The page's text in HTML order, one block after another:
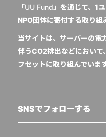
「UU Fund 」を通じて、1
NPO団体に寄付する取り組
当サイトは、サーバーの電
伴うCO2排出などにおいて
フセットに取り組んでいま
SNSでフォローする